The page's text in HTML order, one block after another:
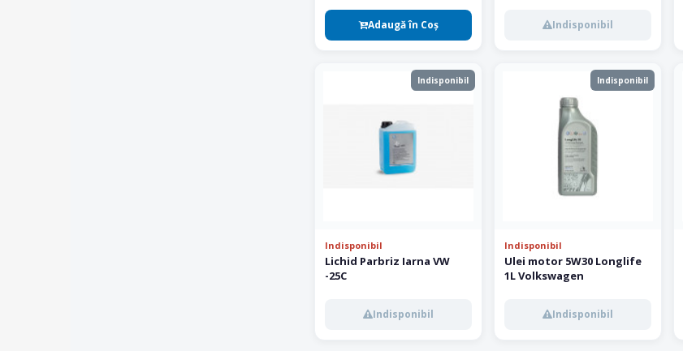
Adaugă în Coş Indisponibil
Indisponibil
Indisponibil
Lichid Parbriz Iarna VW
-25C
Indisponibil
Indisponibil
Indisponibil
Ulei motor 5W30 Longlife
1L Volkswagen
Indisponibil